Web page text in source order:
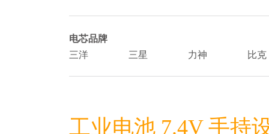
电芯品牌
三洋
三星 力神 比克
工业电池 7.4V 手持